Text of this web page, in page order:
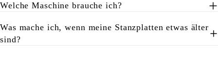
Welche Maschine brauche ich?
Was mache ich, wenn meine Stanzplatten etwas älter
sind?